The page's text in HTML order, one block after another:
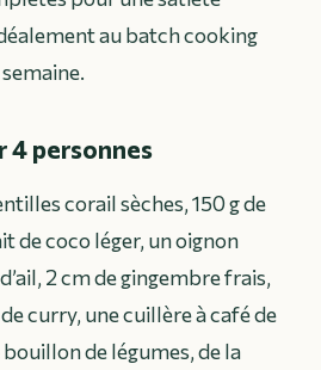
au batch cooking
4 personnes
corail sèches, 150 g de
de coco léger, un oignon
2 cm de gingembre frais,
curry, une cuillère à café de
de légumes, de la